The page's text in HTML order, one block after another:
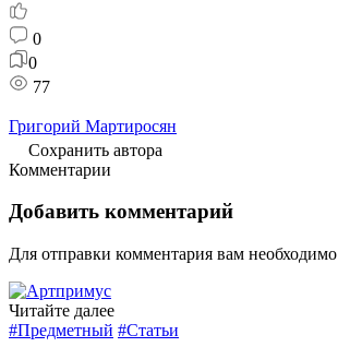
0
0
77
Григорий Мартиросян
Сохранить автора
Комментарии
Добавить комментарий
Для отправки комментария вам необходимо
Читайте далее
#Предметный #Статьи